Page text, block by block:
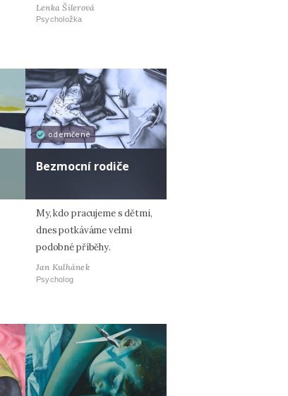
Lenka Šilerová
Psycholožka
odemčené
Bezmocní rodiče
My, kdo pracujeme s dětmi,
dnes potkáváme velmi
podobné příběhy.
Jan Kulhánek
Psycholog